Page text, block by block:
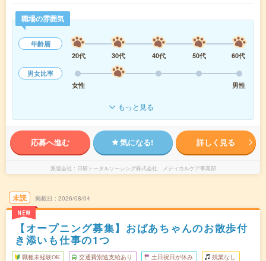
職場の雰囲気
年齢層
20代
30代 40代 50代
60代
男女比率
女性
男性
もっと見る
応募へ進む 気になる! 詳しく見る
派遣会社 日研トータルソーシング株式会社 メディカルケア事業部
未読
NEW
掲載日 2026/08/04
【オープニング募集】おばあちゃんのお散歩付
き添いも仕事の1つ
職種未経験OK 交通費別途支給あり 土日祝日が休み 残業なし